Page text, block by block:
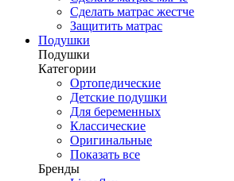
Сделать матрас жестче
Защитить матрас
Подушки
Подушки
Категории
Ортопедические
Детские подушки
Для беременных
Классические
Оригинальные
Показать все
Бренды